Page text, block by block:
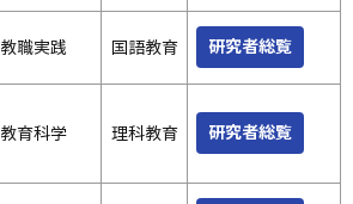
教職実践 国語教育 研究者総覧
教育科学 理科教育 研究者総覧